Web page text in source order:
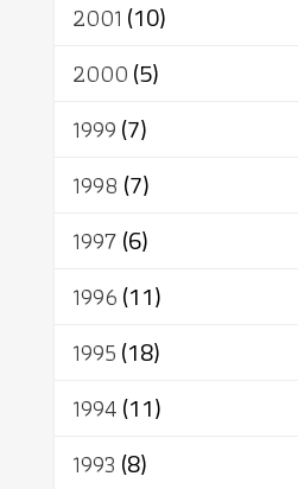
2001 (10)
2000(5)
1999(7)
1998 (7)
1997(6)
1996(11)
1995(18)
1994(11)
1993 (8)